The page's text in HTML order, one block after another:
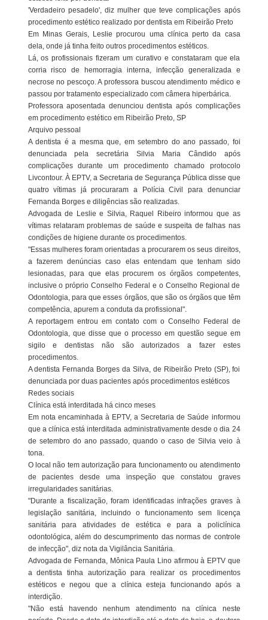
'Verdadeiro pesadelo', diz mulher que teve complicações após
procedimento estético realizado por dentista em Ribeirão Preto
Em Minas Gerais, Leslie procurou uma clínica perto da casa
dela, onde já tinha feito outros procedimentos estéticos.
Lá, os profissionais fizeram um curativo e constataram que ela
corria risco de hemorragia interna, infecção generalizada e
necrose no pescoço. A professora buscou atendimento médico e
passou por tratamento especializado com câmera hiperbárica.
Professora aposentada denunciou dentista após complicações
em procedimento estético em Ribeirão Preto, SP
Arquivo pessoal
A dentista é a mesma que, em setembro do ano passado, foi
denunciada pela secretária Silvia Maria Cândido após
complicações durante um procedimento chamado protocolo
Livcontour. À EPTV, a Secretaria de Segurança Pública disse que
quatro vítimas já procuraram a Polícia Civil para denunciar
Fernanda Borges e diligências são realizadas.
Advogada de Leslie e Silvia, Raquel Ribeiro informou que as
vítimas relataram problemas de saúde e suspeita de falhas nas
condições de higiene durante os procedimentos.
"Essas mulheres foram orientadas a procurarem os seus direitos,
a fazerem denúncias caso elas entendam que tenham sido
lesionadas, para que elas procurem os órgãos competentes,
inclusive o próprio Conselho Federal e o Conselho Regional de
Odontologia, para que esses órgãos, que são os órgãos que têm
competência, apurem a conduta da profissional".
A reportagem entrou em contato com o Conselho Federal de
Odontologia, que disse que o processo em questão segue em
sigilo e dentistas não são autorizados a fazer estes
procedimentos.
A dentista Fernanda Borges da Silva, de Ribeirão Preto (SP), foi
denunciada por duas pacientes após procedimentos estéticos
Redes sociais
Clínica está interditada há cinco meses
Em nota encaminhada à EPTV, a Secretaria de Saúde informou
que a clínica está interditada administrativamente desde o dia 24
de setembro do ano passado, quando o caso de Silvia veio à
tona.
O local não tem autorização para funcionamento ou atendimento
de pacientes desde uma inspeção que constatou graves
irregularidades sanitárias.
"Durante a fiscalização, foram identificadas infrações graves à
legislação sanitária, incluindo o funcionamento sem licença
sanitária para atividades de estética e para a policlínica
odontológica, além do descumprimento das normas de controle
de infecção", diz nota da Vigilância Sanitária.
Advogada de Fernanda, Mônica Paula Lino afirmou à EPTV que
a dentista tinha autorização para realizar os procedimentos
estéticos e negou que a clínica esteja funcionando após a
interdição.
"Não está havendo nenhum atendimento na clínica neste